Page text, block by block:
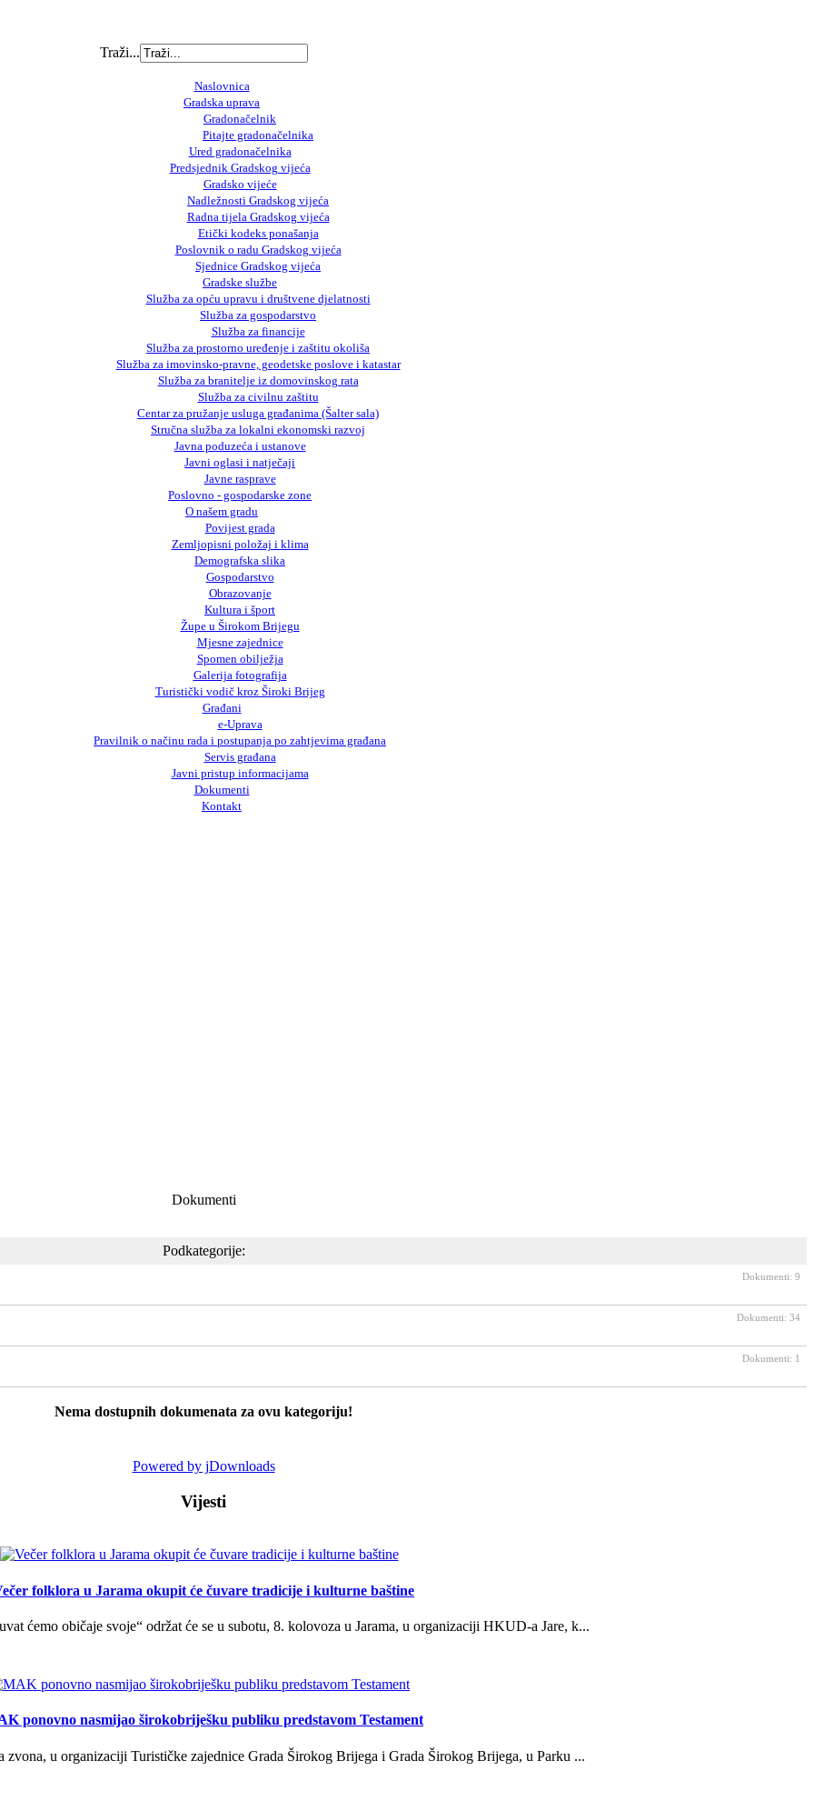
Traži...
Naslovnica
Gradska uprava
Gradonačelnik
Pitajte gradonačelnika
Ured gradonačelnika
Predsjednik Gradskog vijeća
Gradsko vijeće
Nadležnosti Gradskog vijeća
Radna tijela Gradskog vijeća
Etički kodeks ponašanja
Poslovnik o radu Gradskog vijeća
Sjednice Gradskog vijeća
Gradske službe
Služba za opću upravu i društvene djelatnosti
Služba za gospodarstvo
Služba za financije
Služba za prostorno uređenje i zaštitu okoliša
Služba za imovinsko-pravne, geodetske poslove i katastar
Služba za branitelje iz domovinskog rata
Služba za civilnu zaštitu
Centar za pružanje usluga građanima (Šalter sala)
Stručna služba za lokalni ekonomski razvoj
Javna poduzeća i ustanove
Javni oglasi i natječaji
Javne rasprave
Poslovno - gospodarske zone
O našem gradu
Povijest grada
Zemljopisni položaj i klima
Demografska slika
Gospodarstvo
Obrazovanje
Kultura i šport
Župe u Širokom Brijegu
Mjesne zajednice
Spomen obilježja
Galerija fotografija
Turistički vodič kroz Široki Brijeg
Građani
e-Uprava
Pravilnik o načinu rada i postupanja po zahtjevima građana
Servis građana
Javni pristup informacijama
Dokumenti
Kontakt
Dokumenti
Podkategorije:
Dokumenti: 9
Dokumenti: 34
Dokumenti: 1
Nema dostupnih dokumenata za ovu kategoriju!
Powered by jDownloads
Vijesti
folklora u Jarama okupit će čuvare tradicije i kulturne baštine
ćemo običaje svoje“ održat će se u subotu, 8. kolovoza u Jarama, u organizaciji HKUD-a Jare, k...
ponovno nasmijao širokobriješku publiku predstavom Testament
zvona, u organizaciji Turističke zajednice Grada Širokog Brijega i Grada Širokog Brijega, u Parku ...